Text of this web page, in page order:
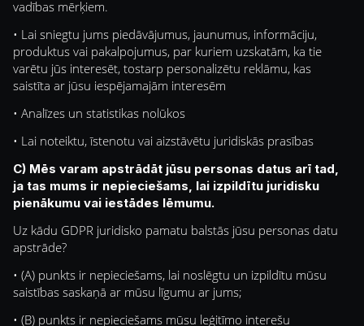
vadības mērķiem.
• Lai sniegtu jums piedāvājumus, jaunumus, informāciju,
produktus vai pakalpojumus, par kuriem uzskatām, ka tie
varētu jūs interesēt, tostarp personalizētu reklāmu, kas
saistīta ar jūsu iespējamajām interesēm
• Analīzes un statistikas nolūkos
• Lai noteiktu, īstenotu vai aizstāvētu juridiskās prasības
C) Mēs varam apstrādāt jūsu personas datus arī tad,
ja tas mums ir nepieciešams, lai izpildītu juridisku
pienākumu vai iestādes lēmumu.
Uz kādu GDPR juridisko pamatu balstās jūsu personas datu
apstrāde?
• (A) punkts ir nepieciešams, lai noslēgtu un izpildītu mūsu
saistības saskaņā ar mūsu līgumu ar jums;
• (B) punkts ir nepieciešams mūsu leģitīmo interešu